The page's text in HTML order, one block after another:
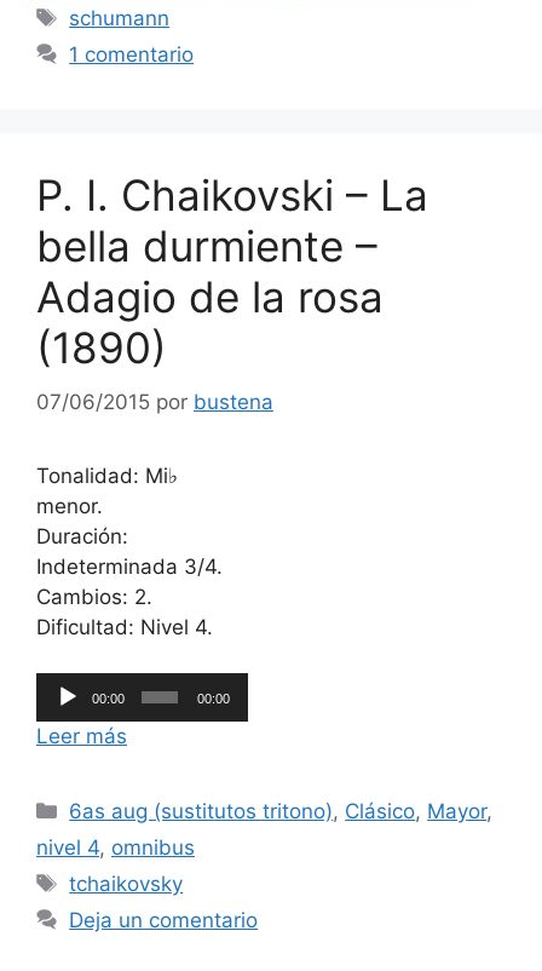
Etiquetas
schumann
1 comentario
P. I. Chaikovski – La
bella durmiente –
Adagio de la rosa
(1890)
07/06/2015 por bustena
Tonalidad: Mi♭
menor.
Duración:
Indeterminada 3/4.
Cambios: 2.
Dificultad: Nivel 4.
Reproductor
de
audio
00:00 00:00
Leer más
Categorías
6as aug (sustitutos tritono), Clásico, Mayor,
nivel 4, omnibus
Etiquetas
tchaikovsky
Deja un comentario